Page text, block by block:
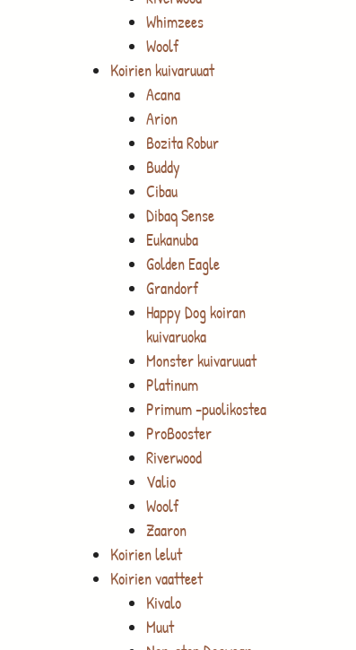
Whimzees
Woolf
Koirien kuivaruuat
Acana
Arion
Bozita Robur
Buddy
Cibau
Dibaq Sense
Eukanuba
Golden Eagle
Grandorf
Happy Dog koiran
kuivaruoka
Monster kuivaruuat
Platinum
Primum -puolikostea
ProBooster
Riverwood
Valio
Woolf
Zaaron
Koirien lelut
Koirien vaatteet
Kivalo
Muut